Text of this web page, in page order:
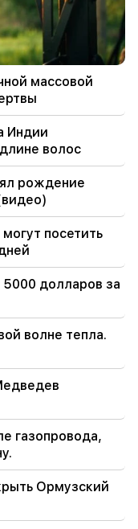
рождение
(видео)
перед
Гор
для
10 дней
массовой
Индии
волос
рождение
посетить
долларов за
волне тепла.
газопровода,
Ормузский